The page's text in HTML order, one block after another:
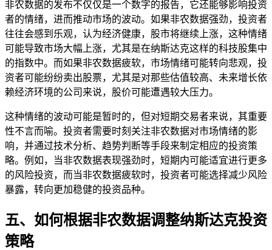
非农数据的发布不仅仅是一个数字的报告，它还能够影响投资
者的情绪，进而推动市场的波动。如果非农数据强劲，投资者
往往会感到乐观，认为经济健康，股市将继续上涨，这种情绪
可能导致市场大幅上涨，尤其是在纳斯达克这样的科技股集中
的指数中。而如果非农数据疲软，市场情绪可能转向悲观，投
资者可能纷纷卖出股票，尤其是对那些估值较高、未来增长依
赖经济环境的公司来说，股价可能遭遇较大压力。
这种情绪的波动可能是暂时的，但对短期交易者来说，其重要
性不言而喻。投资者需要时刻关注非农数据对市场情绪的影
响，并通过技术分析、趋势判断等手段来制定相应的投资策
略。例如，当非农数据表现强劲时，短期内可能适宜进行更多
的风险投资，而当非农数据疲软时，投资者可能选择减少风险
暴露，转向更加稳健的投资品种。
五、如何根据非农数据调整纳斯达克投资
策略